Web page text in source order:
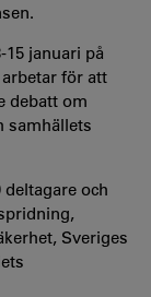
15 januari på
för att
debatt om
samhällets
och
Sveriges